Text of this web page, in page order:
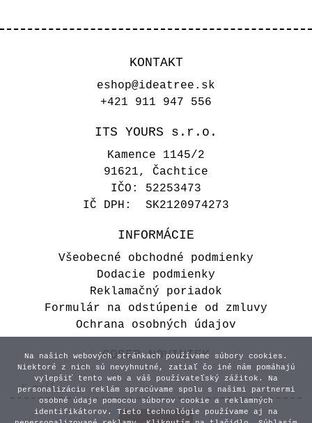
KONTAKT
eshop@ideatree.sk
+421 911 947 556
ITS YOURS s.r.o.
Kamence 1145/2
91621, Čachtice
IČO: 52253473
IČ DPH: SK2120974273
INFORMÁCIE
Všeobecné obchodné podmienky
Dodacie podmienky
Reklamačný poriadok
Formulár na odstúpenie od zmluvy
Ochrana osobných údajov
ODBER NOVINIEK
Na našich webových stránkach používame súbory cookies.
Niektoré z nich sú nevyhnutné, zatiaľ čo iné nám pomáhajú
vylepšiť tento web a váš používateľský zážitok. Na
personalizáciu reklám spracúvame spolu s našimi partnermi
osobné údaje pomocou súborov cookie a reklamných
identifikátorov. Tieto technológie používame aj na